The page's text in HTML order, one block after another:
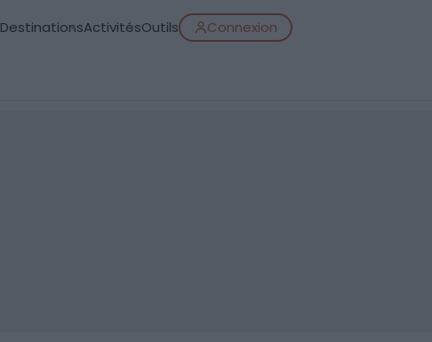
DestinationsActivitésOutils Connexion